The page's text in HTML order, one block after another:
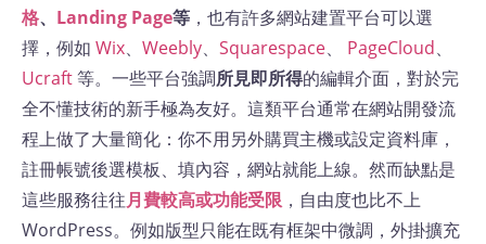
格、 Landing Page等 ，也有許多網站建置平台可以選
擇，例如 Wix、 Weebly、 Squarespace、 PageCloud、
Ucraft等。一些平台強調所見即所得的編輯介面，對於完
全不懂技術的新手極為友好。這類平台通常在網站開發流
程上做了大量簡化：你不用另外購買主機或設定資料庫，
註冊帳號後選模板、填內容，網站就能上線。然而缺點是
這些服務往往月費較高或功能受限 ，自由度也比不上
WordPress。例如版型只能在既有框架中微調，外掛擴充